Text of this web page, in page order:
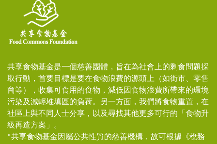
共享食物基金是一個慈善團體，旨在為社會上的剩食問題採
取行動，首要目標是要在食物浪費的源頭上（如街市、零售
商等），收集可食用的食物，減低因食物浪費所帶來的環境
污染及減輕堆填區的負荷。另一方面，我們將食物重置，在
社區上與不同人士分享，以及尋找其他更多可行的「食物升
級再造方案」。
*共享食物基金因屬公共性質的慈善機構，故可根據《稅務